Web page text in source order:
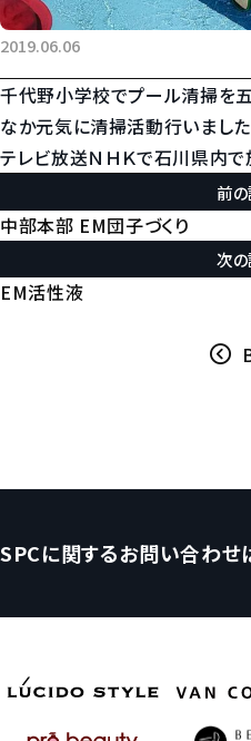
2019.06.06
千代野小学校でプール清掃を
なか元気に清掃活動行いました
テレビ放送ＮＨＫで石川県内で
前
中部本部 EM団子づくり
次
EM活性液
SPCに関するお問い合わせ